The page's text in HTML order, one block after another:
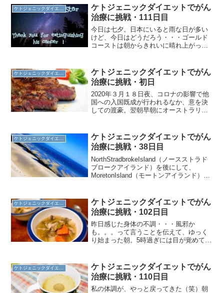
があるっていう感じなので、おかずしか
入っていないお弁当がなんだか...
ケトジェニックダイエットでがん
治療に挑戦・111日目
今日は七夕。日本にいると雨な日が多い
けど、今日はどうだろう・・・ゴールド
コーストは朝からきれいに晴れ上がって
（笑）雲の多い空で星が少ないけれど、
見えているお星さまにお願いし...
ケトジェニックダイエット
ケトジェニックダイエットでがん
治療に挑戦・初日
2020年３月１８日夜、コロナの影響で他
国への入国既成が行われるなか、意を決
しての渡豪。翌朝早朝にオーストラリア
て7年半ぶりにカレと再会。2年前に腎臓
がんが発覚し、がん...
ケトジェニックダイエットでがん
治療に挑戦・38日目
NorthStradbrokeIsland（ノースストラド
ブロークアイランド）を後にして、
MoretonIsland（モートンアイランド）
から２８５ｍ！『ホントに頂上ま...
ケトジェニックダイエットでがん
治療に挑戦・102日目
昨日感じた身体の不調・・・風邪か
も。。。って言うことを伝えて、ゆっく
り始まった朝。5時過ぎには目が覚めてい
す。寒さを感じたら、時間をかけて熱め
のシャワーを・・・バスタブな...
ケトジェニックダイエット
ケトジェニックダイエットでがん
治療に挑戦・110日目
私の体調が、やっと戻ってきた（笑）朝